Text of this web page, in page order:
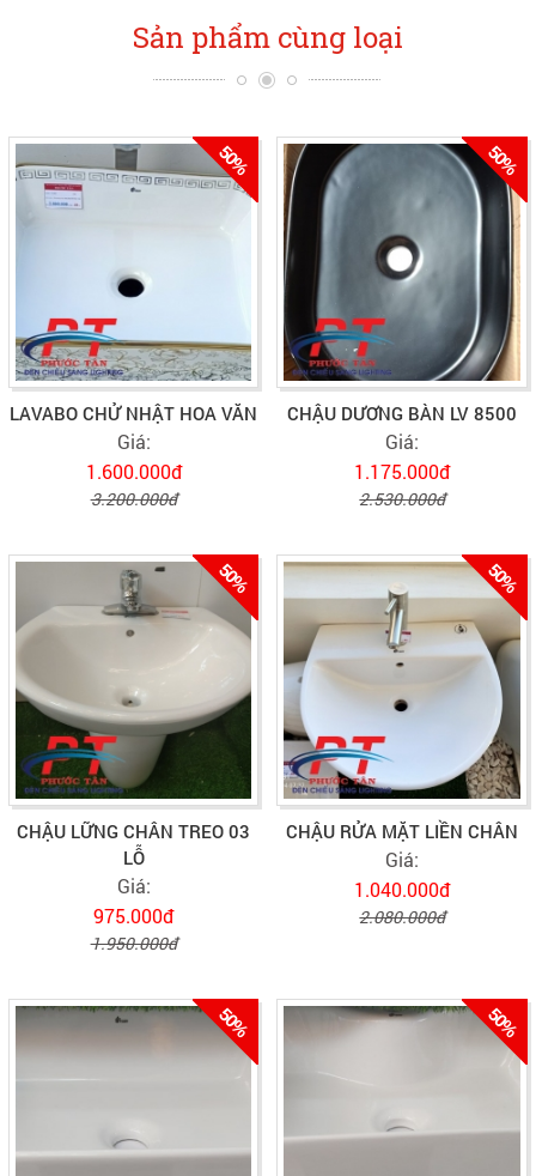
Sản phẩm cùng loại
50%
LAVABO CHỬ NHẬT HOA VĂN
Giá:
1.600.000đ
3.200.000đ
50%
CHẬU DƯƠNG BÀN LV 8500
Giá:
1.175.000đ
2.530.000đ
50%
CHẬU LỮNG CHÂN TREO 03
LỖ
Giá:
975.000đ
1.950.000đ
50%
CHẬU RỬA MẶT LIỀN CHÂN
Giá:
1.040.000đ
2.080.000đ
50% 50%